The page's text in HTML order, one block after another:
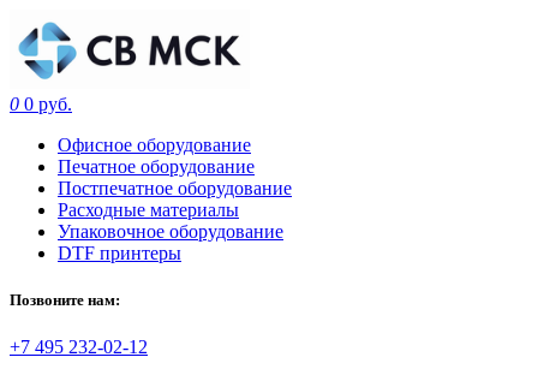
0 0 руб.
Офисное оборудование
Печатное оборудование
Постпечатное оборудование
Расходные материалы
Упаковочное оборудование
DTF принтеры
Позвоните нам:
+7 495 232-02-12